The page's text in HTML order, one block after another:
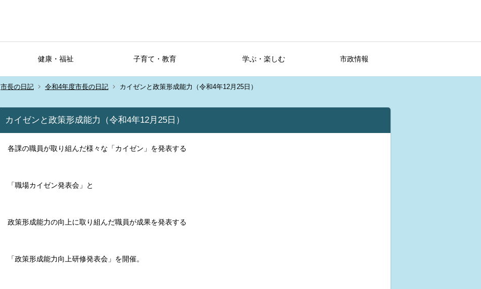
健康・福祉 子育て・教育 学ぶ・楽しむ 市政情報
市長の日記 令和4年度市長の日記 カイゼンと政策形成能力（令和4年12月25日）
カイゼンと政策形成能力（令和4年12月25日）
各課の職員が取り組んだ様々な「カイゼン」を発表する
「職場カイゼン発表会」と
政策形成能力の向上に取り組んだ職員が成果を発表する
「政策形成能力向上研修発表会」を開催。